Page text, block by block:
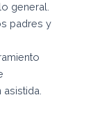
general.
padres y